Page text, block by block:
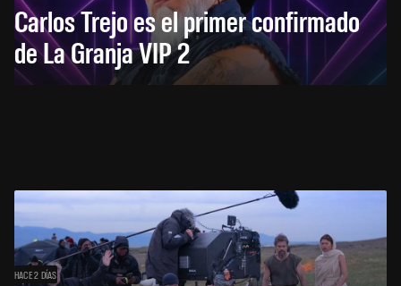
Carlos Trejo es el primer confirmado
de La Granja VIP 2
HACE 2 DÍAS